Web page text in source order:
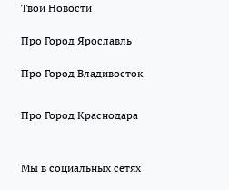
Твои Новости
Про Город Ярославль
Про Город Владивосток
Про Город Краснодара
Мы в социальных сетях